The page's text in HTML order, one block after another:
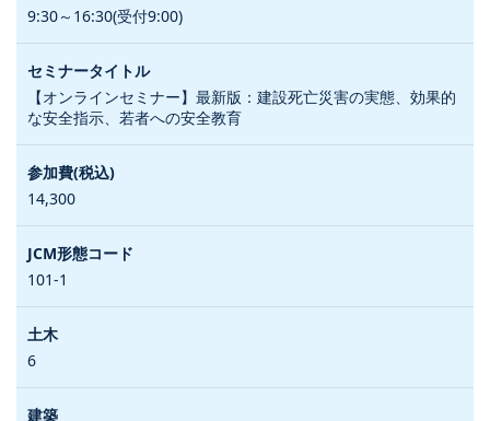
9:30～16:30(受付9:00)
【オンラインセミナー】最新版：建設死亡災害の実態、効果的
な安全指示、若者への安全教育
14,300
101-1
6